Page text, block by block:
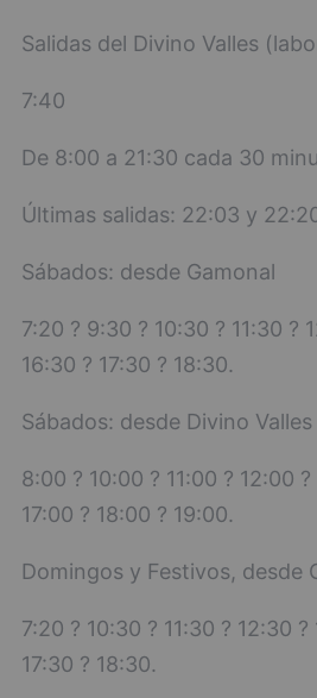
Salidas del Divino Valles
7:40
De 8:00 a 21:30 cada 30
Últimas salidas: 22:03 y
Sábados: desde Gamonal
7:20 ? 9:30 ? 10:30 ? 11:30 ?
16:30 ? 17:30 ? 18:30.
Sábados: desde Divino Valles
8:00 ? 10:00 ? 11:00 ? 12:00
17:00 ? 18:00 ? 19:00.
Domingos y Festivos, desde
7:20 ? 10:30 ? 11:30 ? 12:30
17:30 ? 18:30.